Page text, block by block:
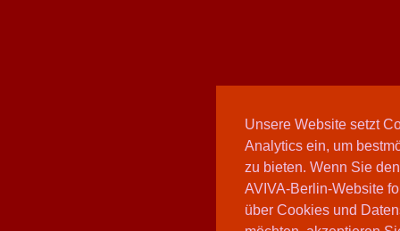
Unsere Website setzt
Analytics ein, um
zu bieten. Wenn Sie
AVIVA-Berlin-Website
über Cookies und